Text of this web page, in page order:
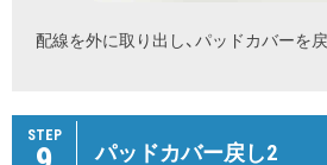
配線を外に取り出し、パッドカバーを戻
STEP
パッドカバー戻し2